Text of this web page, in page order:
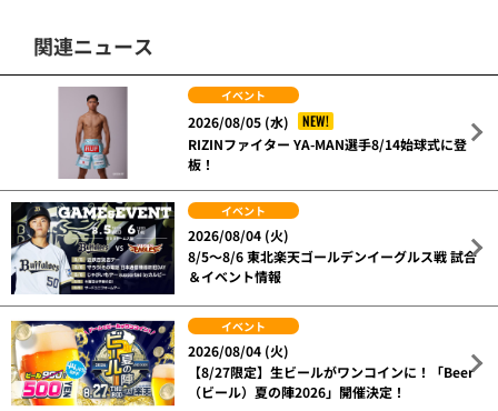
関連ニュース
イベント
2026/08/05 (水)
NEW!
RIZINファイター YA-MAN選手8/14始球式に登
板！
イベント
2026/08/04 (火)
8/5～8/6 東北楽天ゴールデンイーグルス戦 試合
＆イベント情報
イベント
2026/08/04 (火)
【8/27限定】生ビールがワンコインに！「Beer
（ビール）夏の陣2026」開催決定！